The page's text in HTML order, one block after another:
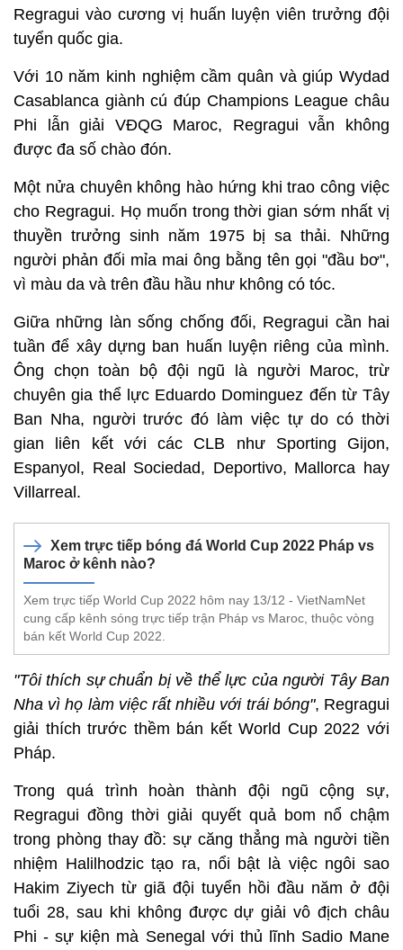
Regragui vào cương vị huấn luyện viên trưởng đội
tuyển quốc gia.
Với 10 năm kinh nghiệm cầm quân và giúp Wydad
Casablanca giành cú đúp Champions League châu
Phi lẫn giải VĐQG Maroc, Regragui vẫn không
được đa số chào đón.
Một nửa chuyên không hào hứng khi trao công việc
cho Regragui. Họ muốn trong thời gian sớm nhất vị
thuyền trưởng sinh năm 1975 bị sa thải. Những
người phản đối mỉa mai ông bằng tên gọi "đầu bơ",
vì màu da và trên đầu hầu như không có tóc.
Giữa những làn sống chống đối, Regragui cần hai
tuần để xây dựng ban huấn luyện riêng của mình.
Ông chọn toàn bộ đội ngũ là người Maroc, trừ
chuyên gia thể lực Eduardo Dominguez đến từ Tây
Ban Nha, người trước đó làm việc tự do có thời
gian liên kết với các CLB như Sporting Gijon,
Espanyol, Real Sociedad, Deportivo, Mallorca hay
Villarreal.
Xem trực tiếp bóng đá World Cup 2022 Pháp vs
Maroc ở kênh nào?
Xem trực tiếp World Cup 2022 hôm nay 13/12 - VietNamNet
cung cấp kênh sóng trực tiếp trận Pháp vs Maroc, thuộc vòng
bán kết World Cup 2022.
"Tôi thích sự chuẩn bị về thể lực của người Tây Ban
Nha vì họ làm việc rất nhiều với trái bóng", Regragui
giải thích trước thềm bán kết World Cup 2022 với
Pháp.
Trong quá trình hoàn thành đội ngũ cộng sự,
Regragui đồng thời giải quyết quả bom nổ chậm
trong phòng thay đồ: sự căng thẳng mà người tiền
nhiệm Halilhodzic tạo ra, nổi bật là việc ngôi sao
Hakim Ziyech từ giã đội tuyển hồi đầu năm ở đội
tuổi 28, sau khi không được dự giải vô địch châu
Phi - sự kiện mà Senegal với thủ lĩnh Sadio Mane